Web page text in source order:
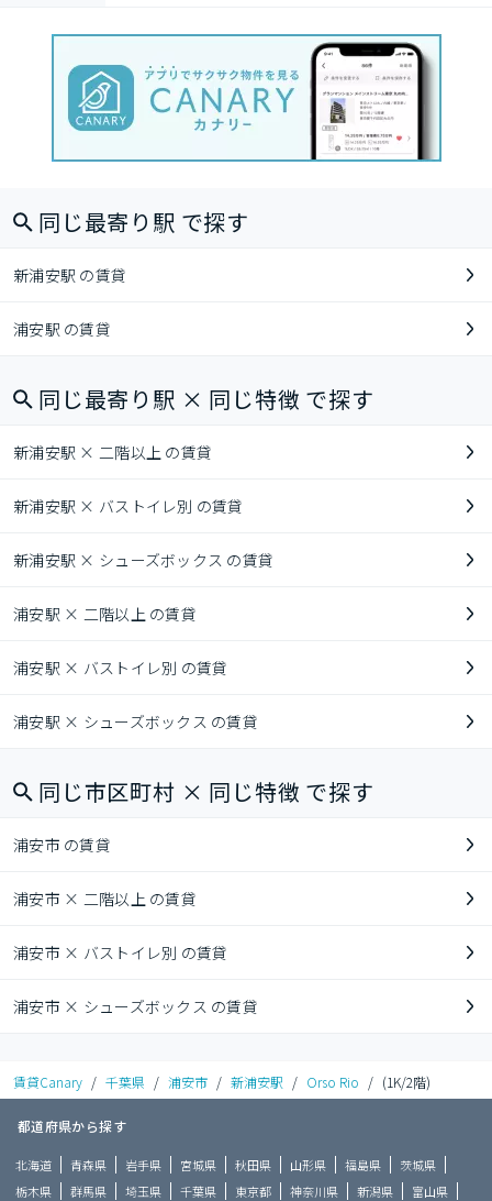
同じ最寄り駅 で探す
新浦安駅 の賃貸
浦安駅 の賃貸
同じ最寄り駅 × 同じ特徴 で探す
新浦安駅 × 二階以上 の賃貸
新浦安駅 × バストイレ別 の賃貸
新浦安駅 × シューズボックス の賃貸
浦安駅 × 二階以上 の賃貸
浦安駅 × バストイレ別 の賃貸
浦安駅 × シューズボックス の賃貸
同じ市区町村 × 同じ特徴 で探す
浦安市 の賃貸
浦安市 × 二階以上 の賃貸
浦安市 × バストイレ別 の賃貸
浦安市 × シューズボックス の賃貸
賃貸Canary / 千葉県 / 浦安市 / 新浦安駅 / Orso Rio / (1K/2階)
都道府県から探す
北海道 青森県 岩手県 宮城県 秋田県 山形県 福島県
茨城県
栃木県
群馬県 埼玉県 千葉県 東京都 神奈川県 新潟県 富山県